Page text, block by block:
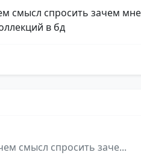
смысл спросить зачем
в бд
смысл спросить заче...